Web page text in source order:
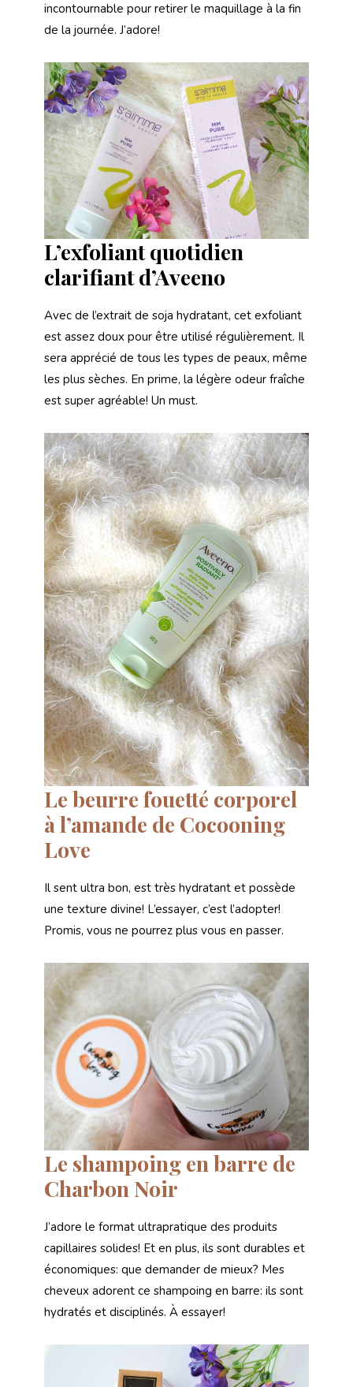
incontournable pour retirer le maquillage à la fin
de la journée. J’adore!
L’exfoliant quotidien
clarifiant d’Aveeno
Avec de l’extrait de soja hydratant, cet exfoliant
est assez doux pour être utilisé régulièrement. Il
sera apprécié de tous les types de peaux, même
les plus sèches. En prime, la légère odeur fraîche
est super agréable! Un must.
Le beurre fouetté corporel
à l’amande de Cocooning
Love
Il sent ultra bon, est très hydratant et possède
une texture divine! L’essayer, c’est l’adopter!
Promis, vous ne pourrez plus vous en passer.
Le shampoing en barre de
Charbon Noir
J’adore le format ultrapratique des produits
capillaires solides! Et en plus, ils sont durables et
économiques: que demander de mieux? Mes
cheveux adorent ce shampoing en barre: ils sont
hydratés et disciplinés. À essayer!